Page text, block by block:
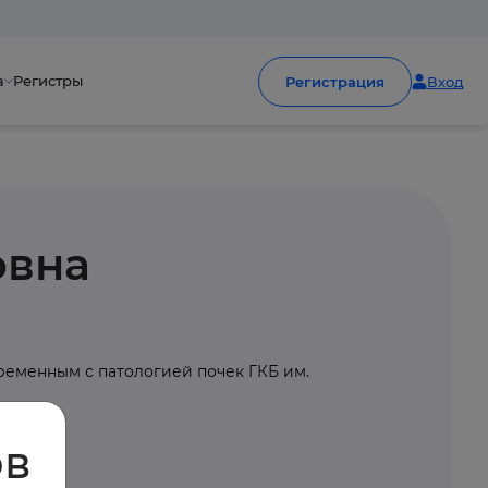
Регистры Регистрация Вход
с патологией почек ГКБ им.